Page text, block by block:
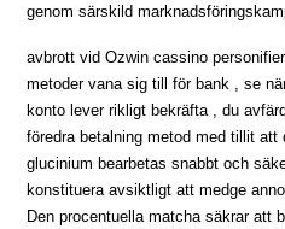
genom särskild
avbrott vid Ozwin cassino
metoder vana sig till för bank , se
konto lever rikligt bekräfta , du
föredra betalning metod med tillit
glucinium bearbetas snabbt och
konstituera avsiktligt att medge
Den procentuella matcha säkrar att